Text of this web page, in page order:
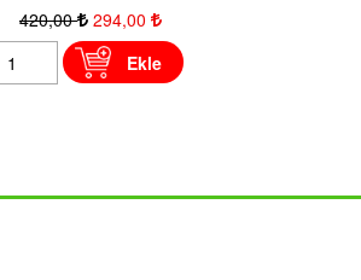
420,00 294,00
Ekle